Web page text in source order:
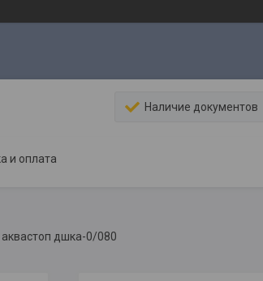
Наличие документов
и оплата
дшка-0/080